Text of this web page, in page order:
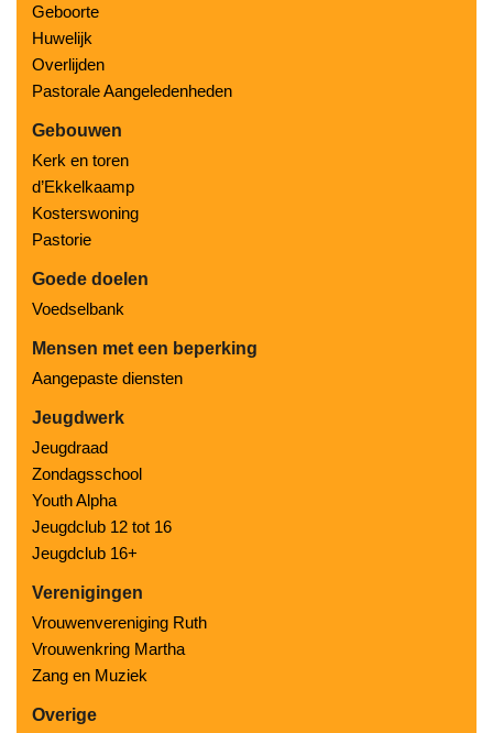
Geboorte
Huwelijk
Overlijden
Pastorale Aangeledenheden
Gebouwen
Kerk en toren
d’Ekkelkaamp
Kosterswoning
Pastorie
Goede doelen
Voedselbank
Mensen met een beperking
Aangepaste diensten
Jeugdwerk
Jeugdraad
Zondagsschool
Youth Alpha
Jeugdclub 12 tot 16
Jeugdclub 16+
Verenigingen
Vrouwenvereniging Ruth
Vrouwenkring Martha
Zang en Muziek
Overige